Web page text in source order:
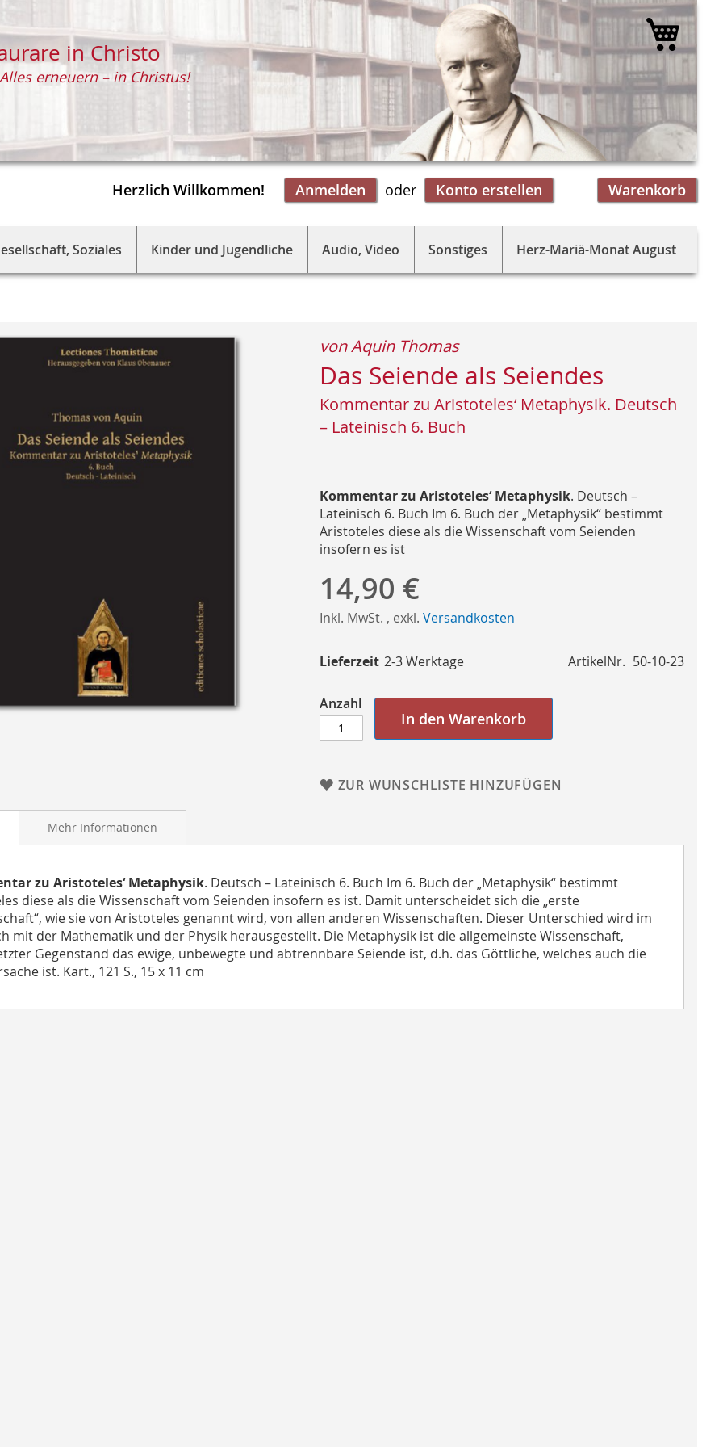
Herzlich Willkommen! Anmelden Warenkorb
Konto erstellen
in Christo
Alles erneuern – in Christus!
Mein
Soziales Kinder und Jugendliche Audio, Video Sonstiges Herz-Mariä-Monat August
Das Seiende als Seiendes
Kommentar zu Aristoteles‘ Metaphysik. Deutsch
– Lateinisch 6. Buch
von Aquin Thomas
Kommentar zu Aristoteles‘ Metaphysik. Deutsch –
Lateinisch 6. Buch Im 6. Buch der „Metaphysik“ bestimmt
Aristoteles diese als die Wissenschaft vom Seienden
insofern es ist
14,90 €
Inkl. MwSt. , exkl. Versandkosten
ArtikelNr. 50-10-23
Lieferzeit 2-3 Werktage
Anzahl
In den Warenkorb
ZUR WUNSCHLISTE HINZUFÜGEN
zu Aristoteles‘ Metaphysik. Deutsch – Lateinisch 6. Buch Im 6. Buch der „Metaphysik“ bestimmt
diese als die Wissenschaft vom Seienden insofern es ist. Damit unterscheidet sich die „erste
wie sie von Aristoteles genannt wird, von allen anderen Wissenschaften. Dieser Unterschied wird im
mit der Mathematik und der Physik herausgestellt. Die Metaphysik ist die allgemeinste Wissenschaft,
Gegenstand das ewige, unbewegte und abtrennbare Seiende ist, d.h. das Göttliche, welches auch die
ist. Kart., 121 S., 15 x 11 cm
Mehr Informationen